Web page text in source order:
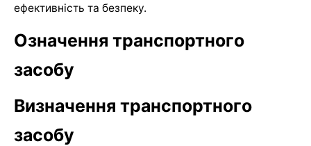
ефективність та безпеку.
Означення транспортного
засобу
Визначення транспортного
засобу